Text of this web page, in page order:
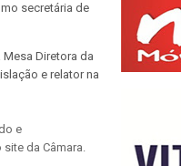
secretária de
Diretora da
e relator na
e
da Câmara.